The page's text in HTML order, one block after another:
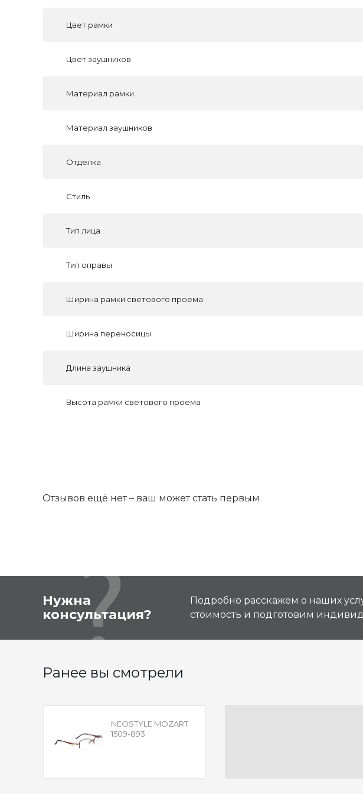
Цвет рамки
Цвет заушников
Материал рамки
Материал заушников
Отделка
Стиль
Тип лица
Тип оправы
Ширина рамки светового проема
Ширина переносицы
Длина заушника
Высота рамки светового проема
Отзывов ещё нет – ваш может стать первым
Нужна
консультация?
Подробно расскажем о наших
стоимость и подготовим
Ранее вы смотрели
NEOSTYLE MOZART
1509-893